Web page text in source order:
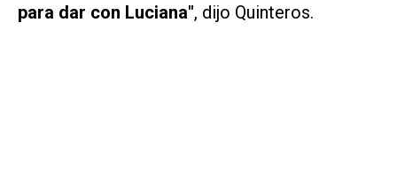
para dar con Luciana", dijo Quinteros.